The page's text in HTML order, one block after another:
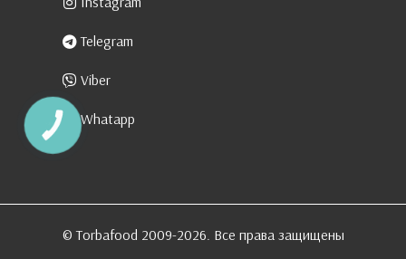
Telegram
Viber
Whatapp
© Torbafood 2009-2026. Все права защищены
КНОПКА
ЗВ'ЯЗКУ